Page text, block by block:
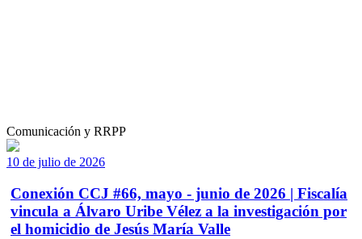
Comunicación y RRPP
10 de julio de 2026
Conexión CCJ #66, mayo - junio de 2026 | Fiscalía
vincula a Álvaro Uribe Vélez a la investigación por
el homicidio de Jesús María Valle